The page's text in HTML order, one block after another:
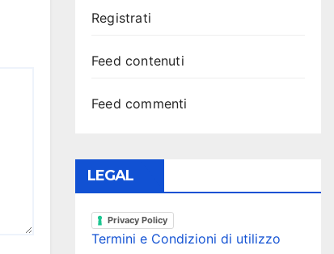
Registrati
Feed contenuti
Feed commenti
LEGAL
Privacy Policy
Termini e Condizioni di utilizzo